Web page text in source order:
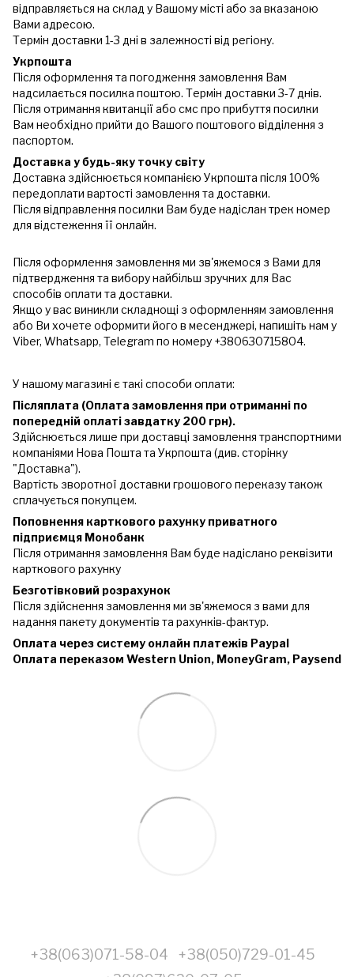
відправляється на склад у Вашому місті або за вказаною
Вами адресою.
Термін доставки 1-3 дні в залежності від регіону.
Укрпошта
Після оформлення та погодження замовлення Вам
надсилається посилка поштою. Термін доставки 3-7 днів.
Після отримання квитанції або смс про прибуття посилки
Вам необхідно прийти до Вашого поштового відділення з
паспортом.
Доставка у будь-яку точку світу
Доставка здійснюється компанією Укрпошта після 100%
передоплати вартості замовлення та доставки.
Після відправлення посилки Вам буде надіслан трек номер
для відстеження її онлайн.
Після оформлення замовлення ми зв'яжемося з Вами для
підтвердження та вибору найбільш зручних для Вас
способів оплати та доставки.
Якщо у вас виникли складнощі з оформленням замовлення
або Ви хочете оформити його в месенджері, напишіть нам у
Viber, Whatsapp, Telegram по номеру +380630715804.
У нашому магазині є такі способи оплати:
Післяплата (Оплата замовлення при отриманні по
попередній оплаті завдатку 200 грн).
Здійснюється лише при доставці замовлення транспортними
компаніями Нова Пошта та Укрпошта (див. сторінку
"Доставка").
Вартість зворотної доставки грошового переказу також
сплачується покупцем.
Поповнення карткового рахунку приватного
підприємця Монобанк
Після отримання замовлення Вам буде надіслано реквізити
карткового рахунку
Безготівковий розрахунок
Після здійснення замовлення ми зв'яжемося з вами для
надання пакету документів та рахунків-фактур.
Оплата через систему онлайн платежів Paypal
Оплата переказом Western Union, MoneyGram, Paysend
+38(063)071-58-04
+38(050)729-01-45